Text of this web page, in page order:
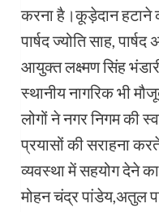
करना है।कूड़ेदान हटाने
पार्षद ज्योति साह,
आयुक्त लक्ष्मण सिंह
स्थानीय नागरिक भी
लोगों ने नगर निगम की
प्रयासों की सराहना
व्यवस्था में सहयोग देने
मोहन चंद्र पांडेय,अतुल